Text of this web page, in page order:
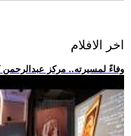
اخر الافلام
.. وفاءً لمسيرته.. مركز